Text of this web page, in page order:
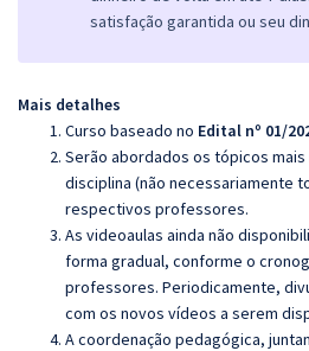
satisfação garantida ou seu
Mais detalhes
Curso baseado no Edital nº 01/
Serão abordados os tópicos
disciplina (não necessariamente
respectivos professores.
As videoaulas ainda não
forma gradual, conforme o
professores. Periodicamente,
com os novos vídeos a serem
A coordenação pedagógica,